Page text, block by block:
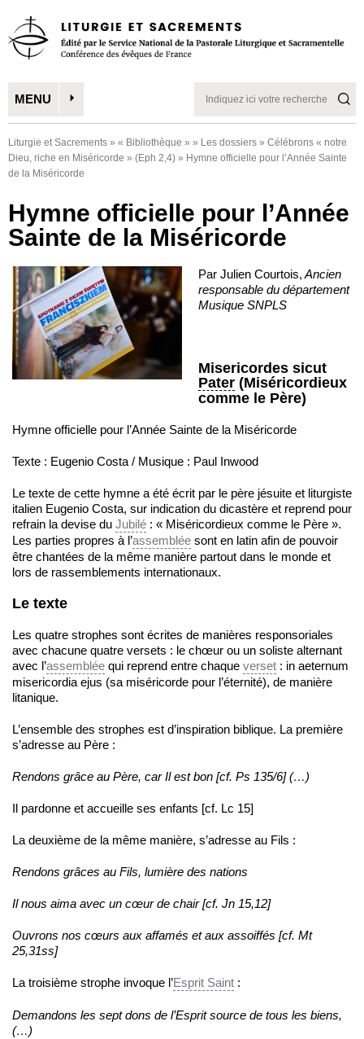
MENU
Liturgie et Sacrements » « Bibliothèque » » Les dossiers » Célébrons « notre
Dieu, riche en Miséricorde » (Eph 2,4) » Hymne officielle pour l’Année Sainte
de la Miséricorde
Hymne officielle pour l’Année
Sainte de la Miséricorde
Par Julien Courtois, Ancien
responsable du département
Musique SNPLS
Misericordes sicut
Pater (Miséricordieux
comme le Père)
Hymne officielle pour l’Année Sainte de la Miséricorde
Texte : Eugenio Costa / Musique : Paul Inwood
Le texte de cette hymne a été écrit par le père jésuite et liturgiste
italien Eugenio Costa, sur indication du dicastère et reprend pour
refrain la devise du Jubilé : « Miséricordieux comme le Père ».
Les parties propres à l’assemblée sont en latin afin de pouvoir
être chantées de la même manière partout dans le monde et
lors de rassemblements internationaux.
Le texte
Les quatre strophes sont écrites de manières responsoriales
avec chacune quatre versets : le chœur ou un soliste alternant
avec l’assemblée qui reprend entre chaque verset : in aeternum
misericordia ejus (sa miséricorde pour l’éternité), de manière
litanique.
L’ensemble des strophes est d’inspiration biblique. La première
s’adresse au Père :
Rendons grâce au Père, car Il est bon [cf. Ps 135/6] (…)
Il pardonne et accueille ses enfants [cf. Lc 15]
La deuxième de la même manière, s’adresse au Fils :
Rendons grâces au Fils, lumière des nations
Il nous aima avec un cœur de chair [cf. Jn 15,12]
Ouvrons nos cœurs aux affamés et aux assoiffés [cf. Mt
25,31ss]
La troisième strophe invoque l’Esprit Saint :
Demandons les sept dons de l’Esprit source de tous les biens,
(…)